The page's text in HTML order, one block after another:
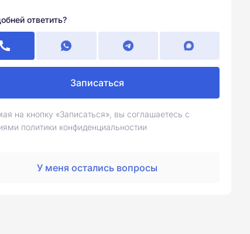
ответить?
Записаться
на кнопку «Записаться», вы соглашаетесь с
политики конфиденциальностии
У меня остались вопросы